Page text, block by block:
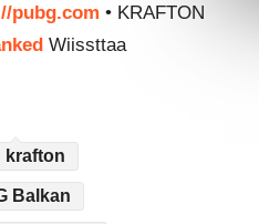
pubg.com • KRAFTON
Wiissttaa
krafton
Balkan